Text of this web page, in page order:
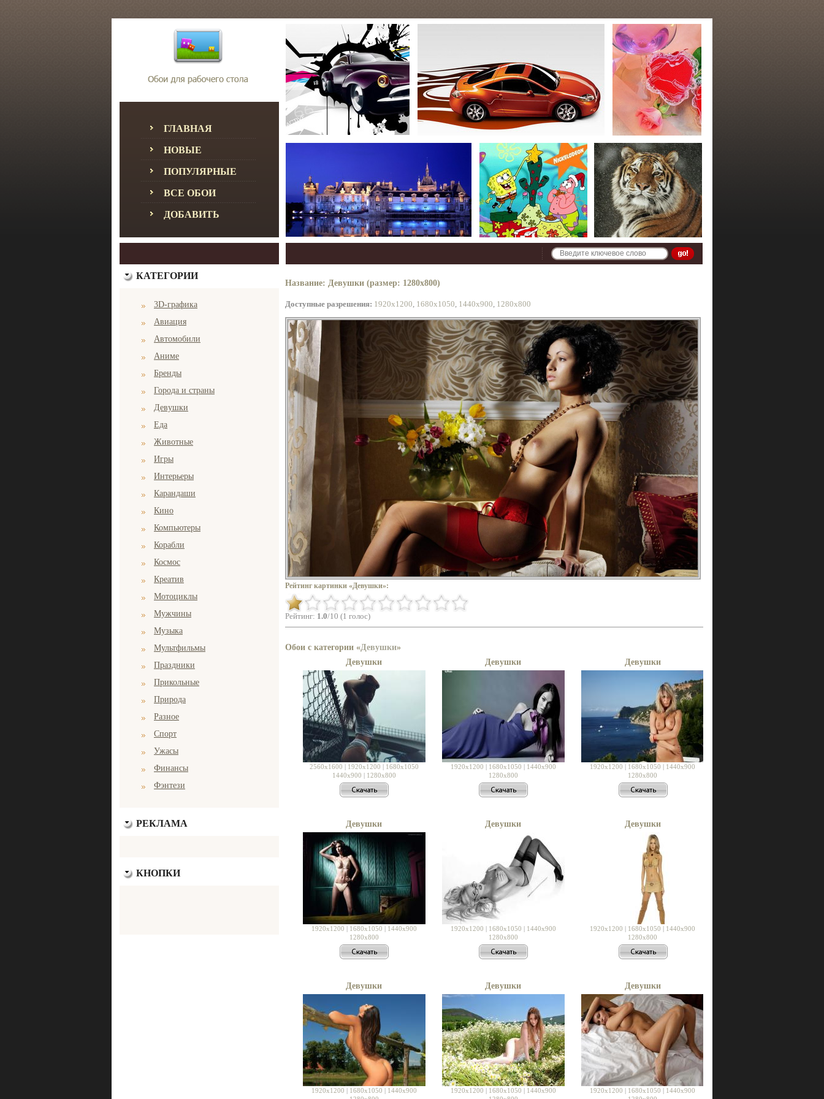
ГЛАВНАЯ
НОВЫЕ
ПОПУЛЯРНЫЕ
ВСЕ ОБОИ
ДОБАВИТЬ
КАТЕГОРИИ
3D-графика
Авиация
Автомобили
Аниме
Бренды
Города и страны
Девушки
Еда
Животные
Игры
Интерьеры
Карандаши
Кино
Компьютеры
Корабли
Космос
Креатив
Мотоциклы
Мужчины
Музыка
Мультфильмы
Праздники
Прикольные
Природа
Разное
Спорт
Ужасы
Финансы
Фэнтези
РЕКЛАМА
КНОПКИ
Название: Девушки (размер: 1280x800)
Доступные разрешения: 1920x1200, 1680x1050, 1440x900, 1280x800
Рейтинг картинки «Девушки»:
Рейтинг: 1.0/10 (1 голос)
Обои с категории «Девушки»
Девушки
2560x1600 | 1920x1200 | 1680x1050
1440x900 | 1280x800
Девушки
1920x1200 | 1680x1050 | 1440x900
1280x800
Девушки
1920x1200 | 1680x1050 | 1440x900
1280x800
Девушки
1920x1200 | 1680x1050 | 1440x900
1280x800
Девушки
1920x1200 | 1680x1050 | 1440x900
1280x800
Девушки
1920x1200 | 1680x1050 | 1440x900
1280x800
Девушки
1920x1200 | 1680x1050 | 1440x900
Девушки
1920x1200 | 1680x1050 | 1440x900
Девушки
1920x1200 | 1680x1050 | 1440x900